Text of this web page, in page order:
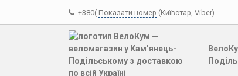
+380( Показати номер (Київстар, Viber)